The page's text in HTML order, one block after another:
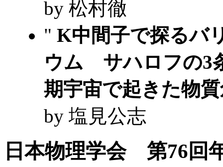
by 松村徹
" K中間子で探るバ
ウム サハロフの3
期宇宙で起きた物
by 塩見公志
日本物理学会 第76回